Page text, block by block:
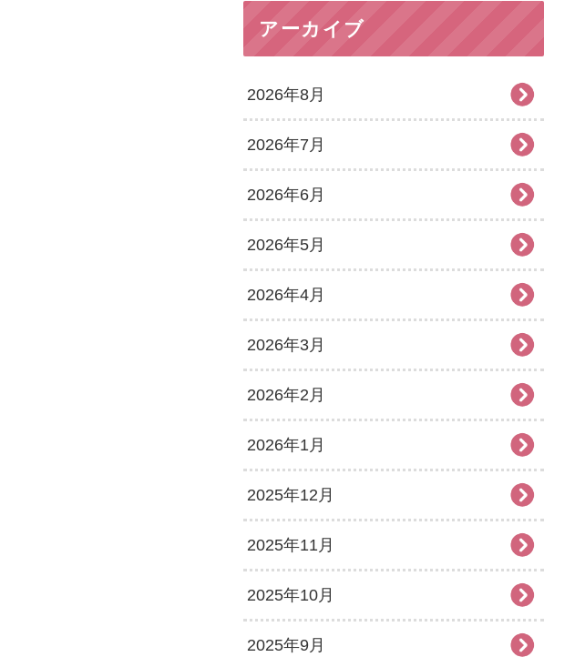
アーカイブ
2026年8月
2026年7月
2026年6月
2026年5月
2026年4月
2026年3月
2026年2月
2026年1月
2025年12月
2025年11月
2025年10月
2025年9月